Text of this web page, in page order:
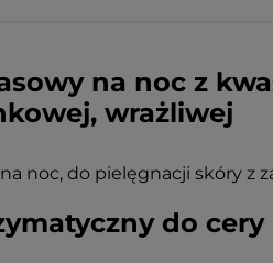
na noc z
wrażliwej
noc, do pielęgnacji skóry z
do